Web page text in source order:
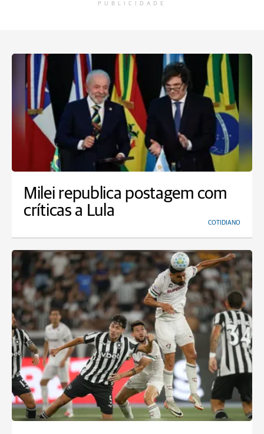
PUBLICIDADE
Milei republica postagem com
críticas a Lula
COTIDIANO